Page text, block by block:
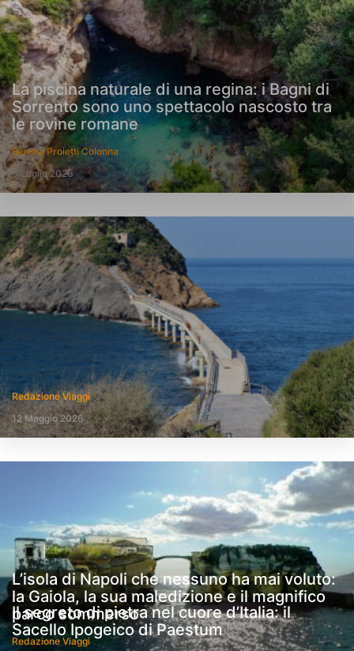
La piscina naturale di una regina: i Bagni di
Sorrento sono uno spettacolo nascosto tra
le rovine romane
Serena Proietti Colonna
6 Luglio 2026
Redazione Viaggi
12 Maggio 2026
L’isola di Napoli che nessuno ha mai voluto:
la Gaiola, la sua maledizione e il magnifico
parco sommerso
Redazione Viaggi
Il segreto di pietra nel cuore d’Italia: il
Sacello Ipogeico di Paestum